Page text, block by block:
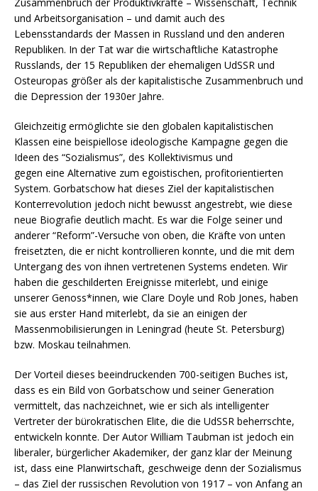
und Arbeitsorganisation – und damit auch des
Lebensstandards der Massen in Russland und den anderen
Republiken. In der Tat war die wirtschaftliche Katastrophe
Russlands, der 15 Republiken der ehemaligen UdSSR und
Osteuropas größer als der kapitalistische Zusammenbruch und
die Depression der 1930er Jahre.
Gleichzeitig ermöglichte sie den globalen kapitalistischen
Klassen eine beispiellose ideologische Kampagne gegen die
Ideen des “Sozialismus”, des Kollektivismus und
gegen eine Alternative zum egoistischen, profitorientierten
System. Gorbatschow hat dieses Ziel der kapitalistischen
Konterrevolution jedoch nicht bewusst angestrebt, wie diese
neue Biografie deutlich macht. Es war die Folge seiner und
anderer “Reform”-Versuche von oben, die Kräfte von unten
freisetzten, die er nicht kontrollieren konnte, und die mit dem
Untergang des von ihnen vertretenen Systems endeten. Wir
haben die geschilderten Ereignisse miterlebt, und einige
unserer Genoss*innen, wie Clare Doyle und Rob Jones, haben
sie aus erster Hand miterlebt, da sie an einigen der
Massenmobilisierungen in Leningrad (heute St. Petersburg)
bzw. Moskau teilnahmen.
Der Vorteil dieses beeindruckenden 700-seitigen Buches ist,
dass es ein Bild von Gorbatschow und seiner Generation
vermittelt, das nachzeichnet, wie er sich als intelligenter
Vertreter der bürokratischen Elite, die die UdSSR beherrschte,
entwickeln konnte. Der Autor William Taubman ist jedoch ein
liberaler, bürgerlicher Akademiker, der ganz klar der Meinung
ist, dass eine Planwirtschaft, geschweige denn der Sozialismus
– das Ziel der russischen Revolution von 1917 – von Anfang an